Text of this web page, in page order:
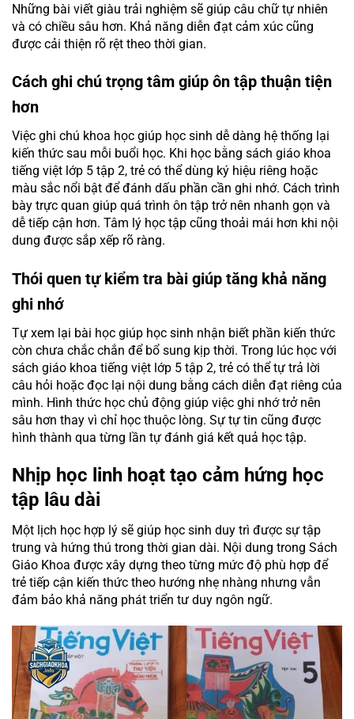
Những bài viết giàu trải nghiệm sẽ giúp câu chữ tự nhiên
và có chiều sâu hơn. Khả năng diễn đạt cảm xúc cũng
được cải thiện rõ rệt theo thời gian.
Cách ghi chú trọng tâm giúp ôn tập thuận tiện
hơn
Việc ghi chú khoa học giúp học sinh dễ dàng hệ thống lại
kiến thức sau mỗi buổi học. Khi học bằng sách giáo khoa
tiếng việt lớp 5 tập 2, trẻ có thể dùng ký hiệu riêng hoặc
màu sắc nổi bật để đánh dấu phần cần ghi nhớ. Cách trình
bày trực quan giúp quá trình ôn tập trở nên nhanh gọn và
dễ tiếp cận hơn. Tâm lý học tập cũng thoải mái hơn khi nội
dung được sắp xếp rõ ràng.
Thói quen tự kiểm tra bài giúp tăng khả năng
ghi nhớ
Tự xem lại bài học giúp học sinh nhận biết phần kiến thức
còn chưa chắc chắn để bổ sung kịp thời. Trong lúc học với
sách giáo khoa tiếng việt lớp 5 tập 2, trẻ có thể tự trả lời
câu hỏi hoặc đọc lại nội dung bằng cách diễn đạt riêng của
mình. Hình thức học chủ động giúp việc ghi nhớ trở nên
sâu hơn thay vì chỉ học thuộc lòng. Sự tự tin cũng được
hình thành qua từng lần tự đánh giá kết quả học tập.
Nhịp học linh hoạt tạo cảm hứng học
tập lâu dài
Một lịch học hợp lý sẽ giúp học sinh duy trì được sự tập
trung và hứng thú trong thời gian dài. Nội dung trong Sách
Giáo Khoa được xây dựng theo từng mức độ phù hợp để
trẻ tiếp cận kiến thức theo hướng nhẹ nhàng nhưng vẫn
đảm bảo khả năng phát triển tư duy ngôn ngữ.